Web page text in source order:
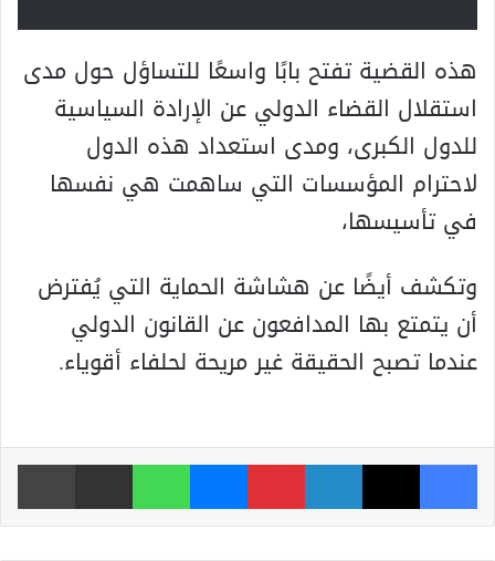
هذه القضية تفتح بابًا واسعًا للتساؤل حول مدى
استقلال القضاء الدولي عن الإرادة السياسية
للدول الكبرى، ومدى استعداد هذه الدول
لاحترام المؤسسات التي ساهمت هي نفسها
في تأسيسها،
وتكشف أيضًا عن هشاشة الحماية التي يُفترض
أن يتمتع بها المدافعون عن القانون الدولي
عندما تصبح الحقيقة غير مريحة لحلفاء أقوياء.
فيسبوك ‫X لينكدإن بينتيريست ماسنجر واتساب مشاركة عبر البريد